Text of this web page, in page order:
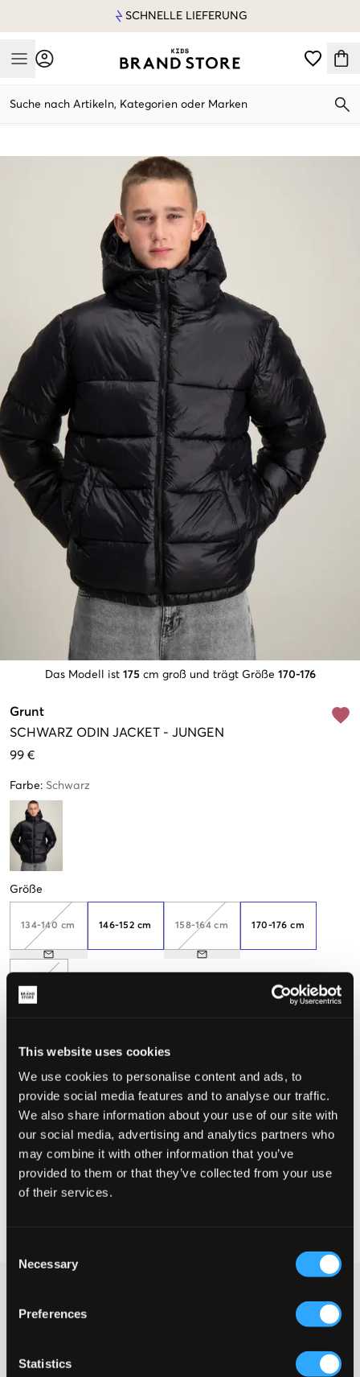
This website uses cookies
We use cookies to personalise content and ads, to
provide social media features and to analyse our traffic.
We also share information about your use of our site with
our social media, advertising and analytics partners who
may combine it with other information that you’ve
provided to them or that they’ve collected from your use
of their services.
Selection
Necessary
Preferences
Statistics
SCHNELLE LIEFERUNG
Mobile Menu
Suche nach Artikeln, Kategorien oder Marken
Das Modell ist 175 cm groß und trägt Größe 170-176
Grunt
SCHWARZ ODIN JACKET - JUNGEN
99 €
Farbe: Schwarz
Größe
134-140 cm 146-152 cm 158-164 cm 170-176 cm
Wahrgenommene Größe
GRÖSSENBERATER
WÄHLEN SIE EINE GRÖSSE
einen Reißverschluss und an der Seite davon Taschen mit Knopf.
Die Wattierung besteht aus 100 % Polyester. Die Jacke hat einen
Bündchen befinden sich unten und an den Ärmelenden. Diese
Jacke ist eine ausgezeichnete Wahl, um auch in den kühlen